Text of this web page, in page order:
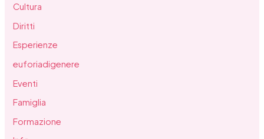
Cultura
Diritti
Esperienze
euforiadigenere
Eventi
Famiglia
Formazione